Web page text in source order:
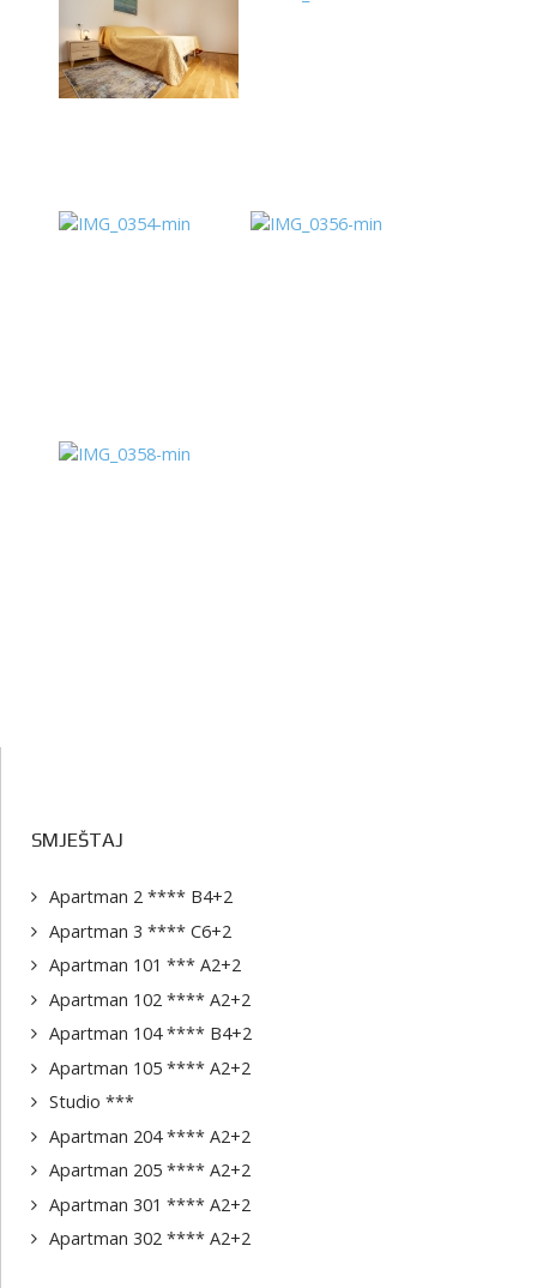
SMJEŠTAJ
Apartman 2 **** B4+2
Apartman 3 **** C6+2
Apartman 101 *** A2+2
Apartman 102 **** A2+2
Apartman 104 **** B4+2
Apartman 105 **** A2+2
Studio ***
Apartman 204 **** A2+2
Apartman 205 **** A2+2
Apartman 301 **** A2+2
Apartman 302 **** A2+2